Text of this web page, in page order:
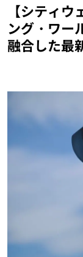
【シティ
ング・ワー
融合した最